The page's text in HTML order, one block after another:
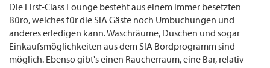
Die First-Class Lounge besteht aus einem immer besetzten
Büro, welches für die SIA Gäste noch Umbuchungen und
anderes erledigen kann. Waschräume, Duschen und sogar
Einkaufsmöglichkeiten aus dem SIA Bordprogramm sind
möglich. Ebenso gibt's einen Raucherraum, eine Bar, relativ